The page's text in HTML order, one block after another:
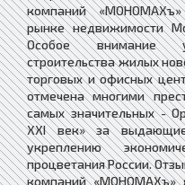
компаний
рынке недвижимости
Особое внимание
строительства жилых
торговых и офисных
отмечена многими
самых значительных -
XXI век» за
укреплению
процветания России.
компаний «МОНОМАХъ»